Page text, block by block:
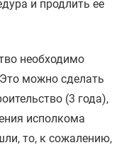
и продлить ее
необходимо
можно сделать
(3 года),
исполкома
то, к сожалению,